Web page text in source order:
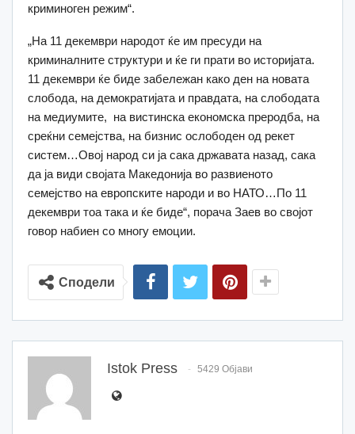
криминоген режим“.
„На 11 декември народот ќе им пресуди на
криминалните структури и ќе ги прати во историјата.
11 декември ќе биде забележан како ден на новата
слобода, на демократијата и правдата, на слободата
на медиумите, на вистинска економска преродба, на
среќни семејства, на бизнис ослободен од рекет
систем…Овој народ си ја сака државата назад, сака
да ја види својата Македонија во развиеното
семејство на европските народи и во НАТО…По 11
декември тоа така и ќе биде“, порача Заев во својот
говор набиен со многу емоции.
Сподели
Istok Press 5429 Објави